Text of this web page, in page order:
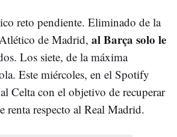
reto pendiente. Eliminado de la
de Madrid, al Barça solo le
Los siete, de la máxima
Este miércoles, en el Spotify
Celta con el objetivo de recuperar
renta respecto al Real Madrid.